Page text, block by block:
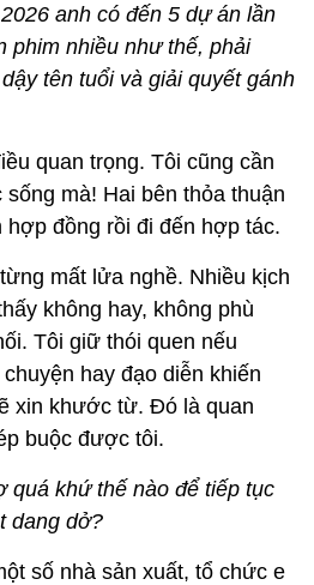
anh có đến 5 dự án lần
phim nhiều như thế, phải
tên tuổi và giải quyết gánh
quan trọng. Tôi cũng cần
mà! Hai bên thỏa thuận
đồng rồi đi đến hợp tác.
mất lửa nghề. Nhiều kịch
không hay, không phù
Tôi giữ thói quen nếu
hay đạo diễn khiến
xin khước từ. Đó là quan
buộc được tôi.
quá khứ thế nào để tiếp tục
dang dở?
số nhà sản xuất, tổ chức e